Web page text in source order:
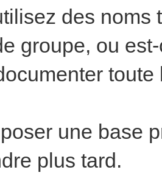
des noms
groupe, ou
toute
une base
plus tard.